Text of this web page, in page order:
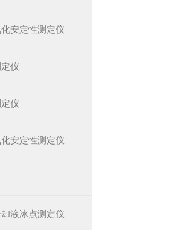
安定性测定仪
仪
仪
安定性测定仪
液冰点测定仪